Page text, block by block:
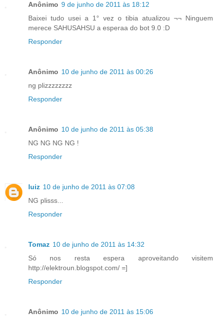
Anônimo 9 de junho de 2011 às 18:12
Baixei tudo usei a 1° vez o tibia atualizou ¬¬ Ninguem
merece SAHUSAHSU a esperaa do bot 9.0 :D
Responder
Anônimo 10 de junho de 2011 às 00:26
ng plizzzzzzzz
Responder
Anônimo 10 de junho de 2011 às 05:38
NG NG NG NG !
Responder
luiz 10 de junho de 2011 às 07:08
NG plisss...
Responder
Tomaz 10 de junho de 2011 às 14:32
Só nos resta espera aproveitando visitem
http://elektroun.blogspot.com/ =]
Responder
Anônimo 10 de junho de 2011 às 15:06